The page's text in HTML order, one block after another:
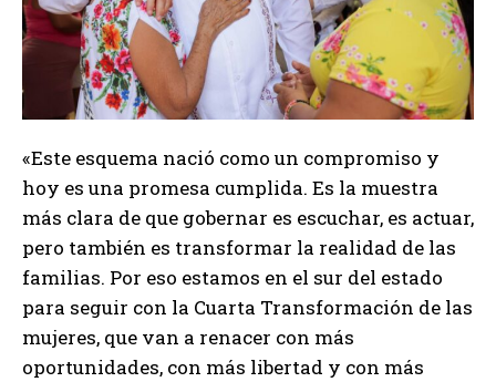
«Este esquema nació como un compromiso y
hoy es una promesa cumplida. Es la muestra
más clara de que gobernar es escuchar, es actuar,
pero también es transformar la realidad de las
familias. Por eso estamos en el sur del estado
para seguir con la Cuarta Transformación de las
mujeres, que van a renacer con más
oportunidades, con más libertad y con más